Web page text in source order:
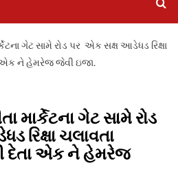
ગેટ સામે રોડ પર એક સક્ષ આડેધડ રિક્ષા
એક ને હેમરેજ જેવી ઇજા.
ગેટ સામે રોડ
રિક્ષા ચલાવતા
દેતા એક ને હેમરેજ